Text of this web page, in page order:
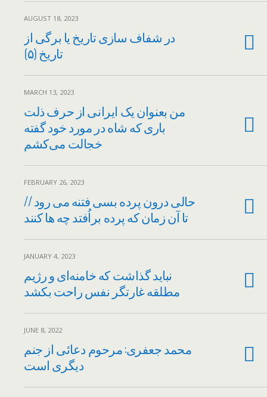
AUGUST 18, 2023
در شفاف سازی تاریخ یا برگی از
تاریخ (۵)
MARCH 13, 2023
من بعنوان یک ایرانی از حرف ذلت
باری که شاه در مورد خود گفته
خجالت می‌کشم
FEBRUARY 26, 2023
حالی درون پرده بسی فتنه می رود //
تا آن زمان که پرده براُفتد چه ها کنند
JANUARY 4, 2023
نباید گذاشت که خامنه‌ای و رژیم
مطلقه غارتگر نفس راحت بکشد
JUNE 8, 2022
محمد جعفری: مرحوم دعائی از جنم
دیگری است